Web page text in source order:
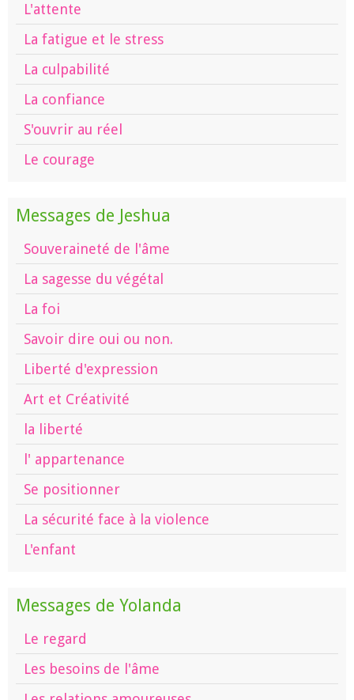
L'attente
La fatigue et le stress
La culpabilité
La confiance
S'ouvrir au réel
Le courage
Messages de Jeshua
Souveraineté de l'âme
La sagesse du végétal
La foi
Savoir dire oui ou non.
Liberté d'expression
Art et Créativité
la liberté
l' appartenance
Se positionner
La sécurité face à la violence
L'enfant
Messages de Yolanda
Le regard
Les besoins de l'âme